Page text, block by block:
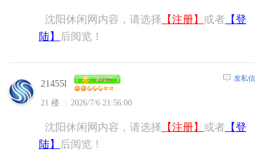
沈阳休闲网内容，请选择 【注册】 或者 【登
陆】
后阅览！
21455l
21 楼 2026/7/6 21:56:00
发私信
沈阳休闲网内容，请选择 【注册】 或者 【登
陆】
后阅览！